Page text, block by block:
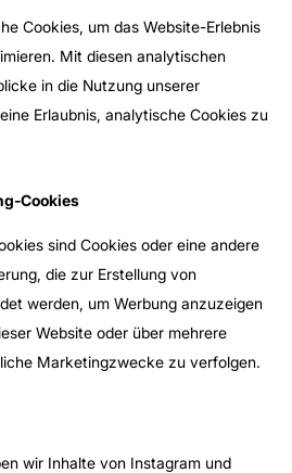
Cookies, um das Website-Erlebnis
Mit diesen analytischen
in die Nutzung unserer
Erlaubnis, analytische Cookies zu
Cookies
sind Cookies oder eine andere
die zur Erstellung von
werden, um Werbung anzuzeigen
Website oder über mehrere
Marketingzwecke zu verfolgen.
wir Inhalte von Instagram und